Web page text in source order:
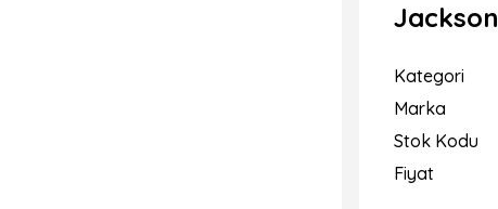
Kategori
Marka
Stok Kodu
Fiyat